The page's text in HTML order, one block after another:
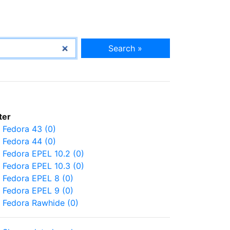
Search »
Fedora 43 (0)
Fedora 44 (0)
Fedora EPEL 10.2 (0)
Fedora EPEL 10.3 (0)
Fedora EPEL 8 (0)
Fedora EPEL 9 (0)
Fedora Rawhide (0)